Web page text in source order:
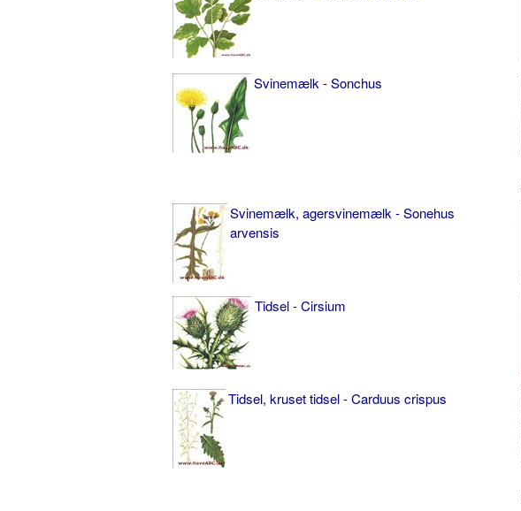
Svinemælk - Sonchus
Svinemælk, agersvinemælk - Sonehus
arvensis
Tidsel - Cirsium
Tidsel, kruset tidsel - Carduus crispus